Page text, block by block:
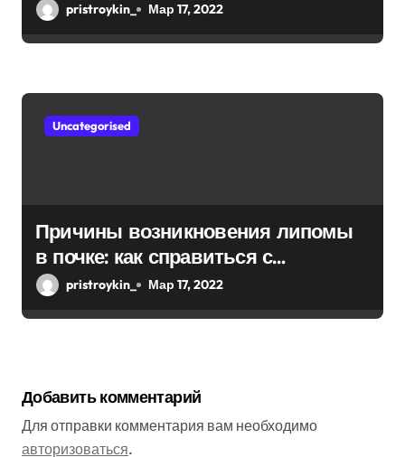
pristroykin_ Мар 17, 2022
Uncategorised
Причины возникновения липомы
в почке: как справиться с
болезнью
pristroykin_ Мар 17, 2022
Добавить комментарий
Для отправки комментария вам необходимо
авторизоваться.